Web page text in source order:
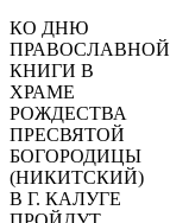
КО ДНЮ
ПРАВОСЛАВНОЙ
КНИГИ В
ХРАМЕ
РОЖДЕСТВА
ПРЕСВЯТОЙ
БОГОРОДИЦЫ
(НИКИТСКИЙ)
В Г. КАЛУГЕ